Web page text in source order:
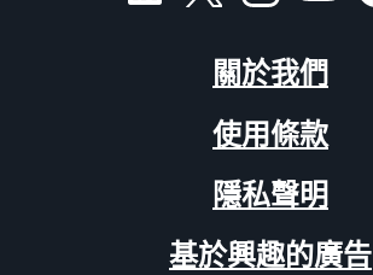
關於我們
使用條款
隱私聲明
基於興趣的廣告